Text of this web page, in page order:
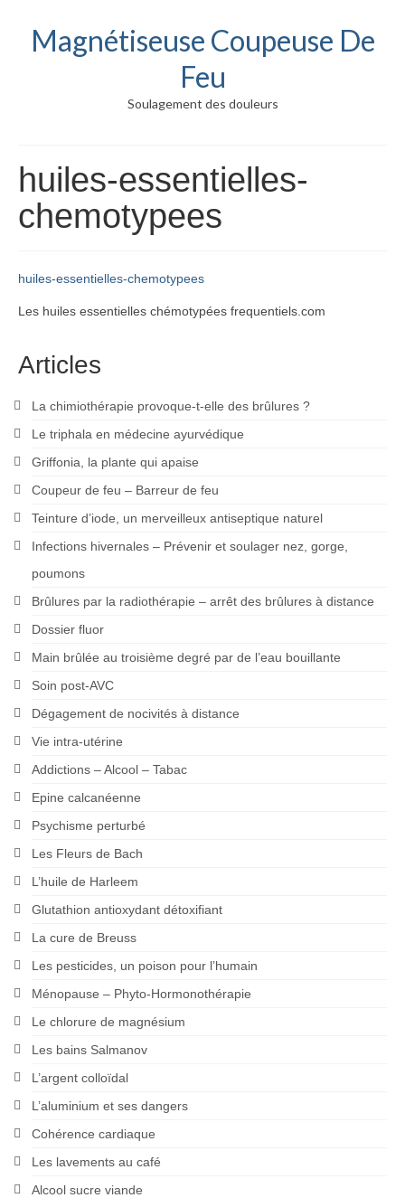
Magnétiseuse Coupeuse De
Feu
Soulagement des douleurs
huiles-essentielles-
chemotypees
huiles-essentielles-chemotypees
Les huiles essentielles chémotypées frequentiels.com
Articles
La chimiothérapie provoque-t-elle des brûlures ?
Le triphala en médecine ayurvédique
Griffonia, la plante qui apaise
Coupeur de feu – Barreur de feu
Teinture d’iode, un merveilleux antiseptique naturel
Infections hivernales – Prévenir et soulager nez, gorge,
poumons
Brûlures par la radiothérapie – arrêt des brûlures à distance
Dossier fluor
Main brûlée au troisième degré par de l’eau bouillante
Soin post-AVC
Dégagement de nocivités à distance
Vie intra-utérine
Addictions – Alcool – Tabac
Epine calcanéenne
Psychisme perturbé
Les Fleurs de Bach
L’huile de Harleem
Glutathion antioxydant détoxifiant
La cure de Breuss
Les pesticides, un poison pour l’humain
Ménopause – Phyto-Hormonothérapie
Le chlorure de magnésium
Les bains Salmanov
L’argent colloïdal
L’aluminium et ses dangers
Cohérence cardiaque
Les lavements au café
Alcool sucre viande